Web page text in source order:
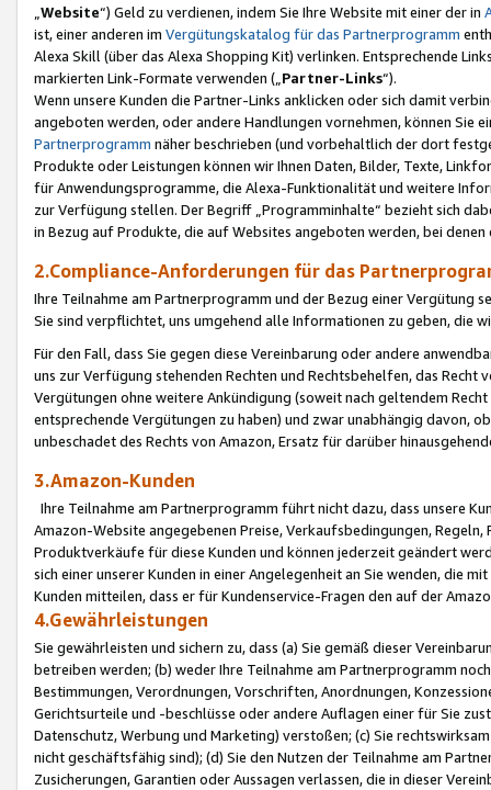
Website“) Geld zu verdienen, indem Sie Ihre Website mit einer der in
ist, einer anderen im Vergütungskatalog für das Partnerprogramm
Alexa Skill (über das Alexa Shopping Kit) verlinken. Entsprechende
markierten Link-Formate verwenden („ Partner-Links“).
Wenn unsere Kunden die Partner-Links anklicken oder sich damit
angeboten werden, oder andere Handlungen vornehmen, können Sie
Partnerprogramm näher beschrieben (und vorbehaltlich der dort
Produkte oder Leistungen können wir Ihnen Daten, Bilder, Texte,
für Anwendungsprogramme, die Alexa-Funktionalität und weitere
zur Verfügung stellen. Der Begriff „Programminhalte“ bezieht sich
in Bezug auf Produkte, die auf Websites angeboten werden, bei
2.Compliance-Anforderungen für das
Ihre Teilnahme am Partnerprogramm und der Bezug einer Vergütung
Sie sind verpflichtet, uns umgehend alle Informationen zu geben, die
Für den Fall, dass Sie gegen diese Vereinbarung oder andere
uns zur Verfügung stehenden Rechten und Rechtsbehelfen, das
Vergütungen ohne weitere Ankündigung (soweit nach geltendem
entsprechende Vergütungen zu haben) und zwar unabhängig davon,
unbeschadet des Rechts von Amazon, Ersatz für darüber
3.Amazon-Kunden
Ihre Teilnahme am Partnerprogramm führt nicht dazu, dass unsere
Amazon-Website angegebenen Preise, Verkaufsbedingungen,
Produktverkäufe für diese Kunden und können jederzeit geändert
sich einer unserer Kunden in einer Angelegenheit an Sie wenden, die
Kunden mitteilen, dass er für Kundenservice-Fragen den auf der
4.Gewährleistungen
Sie gewährleisten und sichern zu, dass (a) Sie gemäß dieser
betreiben werden; (b) weder Ihre Teilnahme am Partnerprogramm
Bestimmungen, Verordnungen, Vorschriften, Anordnungen,
Gerichtsurteile und -beschlüsse oder andere Auflagen einer für Sie
Datenschutz, Werbung und Marketing) verstoßen; (c) Sie
nicht geschäftsfähig sind); (d) Sie den Nutzen der Teilnahme am
Zusicherungen, Garantien oder Aussagen verlassen, die in dieser